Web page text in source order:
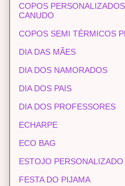
COPOS
CANUDO
COPOS SEMI TÉRMICOS
DIA DAS MÃES
DIA DOS NAMORADOS
DIA DOS PAIS
DIA DOS PROFESSORES
ECHARPE
ECO BAG
ESTOJO PERSONALIZADO
FESTA DO PIJAMA